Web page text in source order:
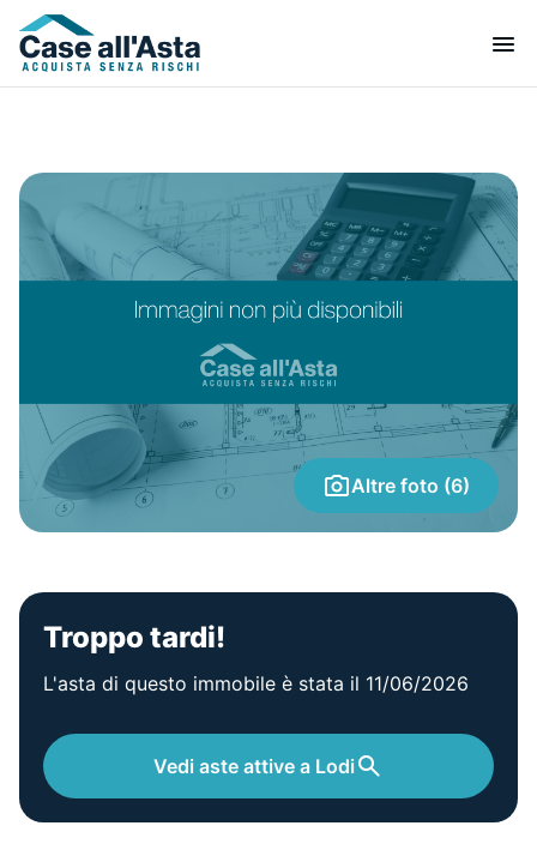
Altre foto (6)
Troppo tardi!
L'asta di questo immobile è stata il 11/06/2026
Vedi aste attive a Lodi